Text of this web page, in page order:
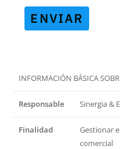
ENVIAR
INFORMACIÓN BÁSICA
Responsable Sinergia &
Finalidad
Gestionar
comercial